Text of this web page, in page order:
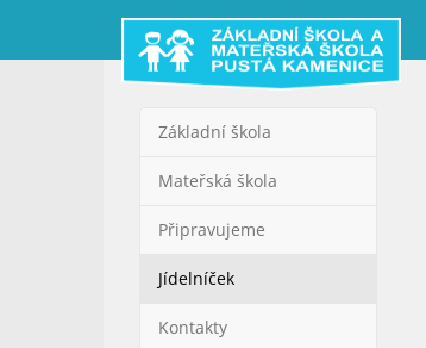
Základní škola
Mateřská škola
Připravujeme
Jídelníček
Kontakty